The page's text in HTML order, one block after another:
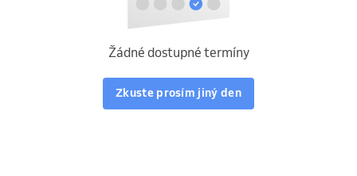
Žádné dostupné termíny
Zkuste prosím jiný den